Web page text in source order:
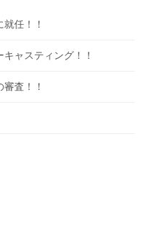
任！！
ャスティング！！
査！！